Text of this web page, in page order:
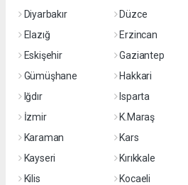
Diyarbakır
Düzce
Elazığ
Erzincan
Eskişehir
Gaziantep
Gümüşhane
Hakkari
Iğdır
Isparta
İzmir
K.Maraş
Karaman
Kars
Kayseri
Kırıkkale
Kilis
Kocaeli